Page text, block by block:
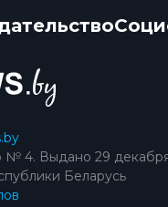
№ 4. Выдано 29
Беларусь